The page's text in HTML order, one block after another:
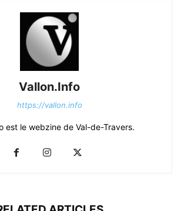
Vallon.Info
https://vallon.info
est le webzine de Val-de-Travers.